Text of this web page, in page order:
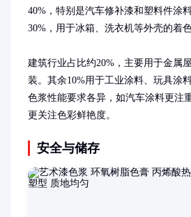
40%，特别是汽车修补漆和塑料件涂
30%，用于冰箱、洗衣机等外壳的着色
建筑行业占比约20%，主要用于金属
装。其余10%用于工业涂料、玩具涂
色浆性能要求各异，如汽车涂料更注
更关注色彩鲜艳度。
安全与储存